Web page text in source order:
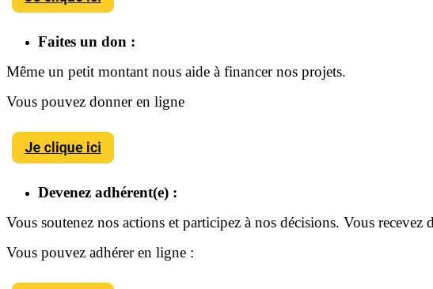
Faites un don :
Même un petit montant nous aide à financer nos projets.
Vous pouvez donner en ligne
Devenez adhérent(e) :
Vous soutenez nos actions et participez à nos décisions. Vous recevez
Vous pouvez adhérer en ligne :